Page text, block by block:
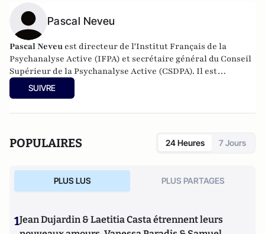
Pascal Neveu
Pascal Neveu est directeur de l'Institut Français de la
Psychanalyse Active (IFPA) et secrétaire général du Conseil
Supérieur de la Psychanalyse Active (CSDPA). Il est
responsable national de la cellule de soutien psychologique
au sein de l’Œuvre des Pupilles Orphelins des Sapeurs-
SUIVRE
POPULAIRES 24 Heures 7 Jours
PLUS LUS PLUS PARTAGES
1Jean Dujardin & Laetitia Casta étrennent leurs